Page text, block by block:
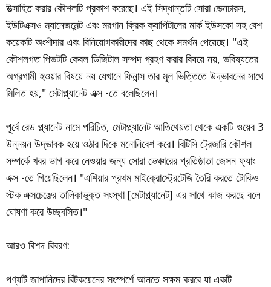
উত্সাহিত করার কৌশলটি প্রকাশ করেছে। এই সিদ্ধান্তটি সোরা ভেনচারস,
ইউটিএক্সও ম্যানেজমেন্ট এবং মরগান ক্রিক ক্যাপিটালের মার্ক ইউসকো সহ বেশ
কয়েকটি অংশীদার এবং বিনিয়োগকারীদের কাছ থেকে সমর্থন পেয়েছে। "এই
কৌশলগত পিভটটি কেবল ডিজিটাল সম্পদ গ্রহণ করার বিষয়ে নয়, ভবিষ্যতের
অগ্রগামী হওয়ার বিষয়ে নয় যেখানে ফিনান্স তার মূল ভিত্তিতে উদ্ভাবনের সাথে
মিলিত হয়," মেটাপ্ল্যানেট এক্স -তে বলেছিলেন।
পূর্বে রেড প্ল্যানেট নামে পরিচিত, মেটাপ্ল্যানেট আতিথেয়তা থেকে একটি ওয়েব 3
উন্নয়ন উদ্ভাবক হয়ে ওঠার দিকে মনোনিবেশ করে। বিটিসি ট্রেজারি কৌশল
সম্পর্কে খবর ভাগ করে নেওয়ার জন্য সোরা ভেঞ্চারের প্রতিষ্ঠাতা জেসন ফ্যাং
এক্স -তে গিয়েছিলেন। "এশিয়ার প্রথম মাইক্রোস্ট্রেটেজি তৈরি করতে টোকিও
স্টক এক্সচেঞ্জের তালিকাভুক্ত সংস্থা [মেটাপ্ল্যানেট] এর সাথে কাজ করছে বলে
ঘোষণা করে উচ্ছ্বসিত।"
আরও বিশদ বিবরণ:
পণ্যটি জাপানিদের বিটকয়েনের সংস্পর্শে আনতে সক্ষম করবে যা একটি